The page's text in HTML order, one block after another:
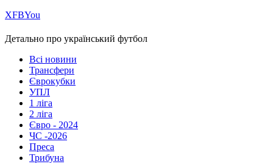
ХFBYou
Детально про український футбол
Всі новини
Трансфери
Єврокубки
УПЛ
1 ліга
2 ліга
Євро - 2024
ЧС -2026
Преса
Трибуна